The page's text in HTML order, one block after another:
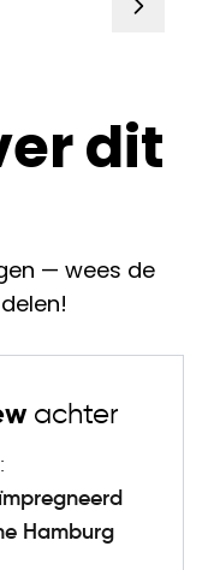
dit
— wees de
achter
Hamburg